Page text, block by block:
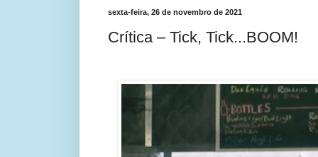
sexta-feira, 26 de novembro de 2021
Crítica – Tick, Tick...BOOM!